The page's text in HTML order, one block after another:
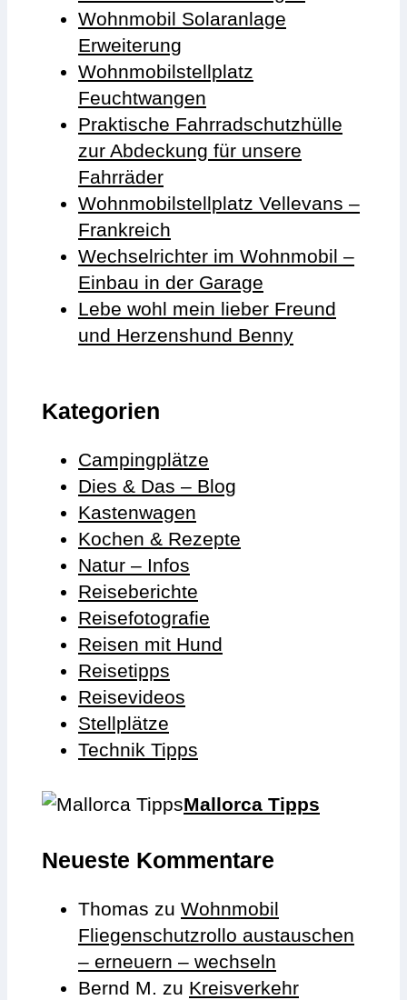
Wohnmobil Solaranlage
Erweiterung
Wohnmobilstellplatz
Feuchtwangen
Praktische Fahrradschutzhülle
zur Abdeckung für unsere
Fahrräder
Wohnmobilstellplatz Vellevans –
Frankreich
Wechselrichter im Wohnmobil –
Einbau in der Garage
Lebe wohl mein lieber Freund
und Herzenshund Benny
Kategorien
Campingplätze
Dies & Das – Blog
Kastenwagen
Kochen & Rezepte
Natur – Infos
Reiseberichte
Reisefotografie
Reisen mit Hund
Reisetipps
Reisevideos
Stellplätze
Technik Tipps
Mallorca Tipps
Neueste Kommentare
Thomas zu Wohnmobil
Fliegenschutzrollo austauschen
– erneuern – wechseln
Bernd M. zu Kreisverkehr